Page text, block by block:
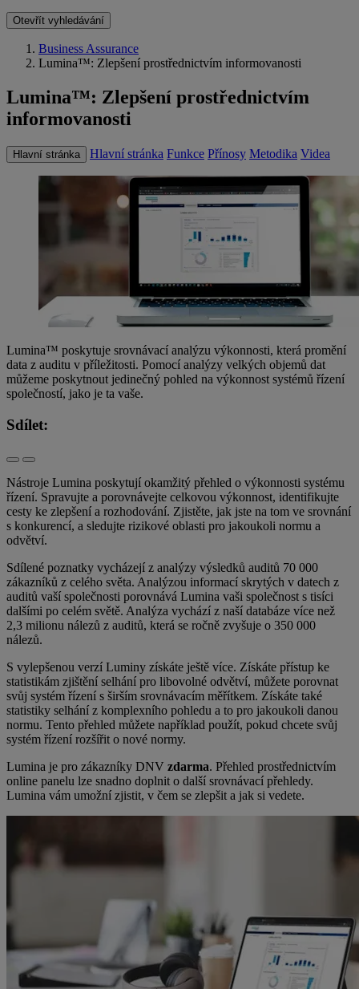
Otevřít vyhledávání
Business Assurance
Lumina™: Zlepšení prostřednictvím informovanosti
Lumina™: Zlepšení prostřednictvím
informovanosti
Hlavní stránka Hlavní stránka Funkce Přínosy Metodika Videa
Lumina™ poskytuje srovnávací analýzu výkonnosti, která promění
data z auditu v příležitosti. Pomocí analýzy velkých objemů dat
můžeme poskytnout jedinečný pohled na výkonnost systémů řízení
společností, jako je ta vaše.
Sdílet:
Nástroje Lumina poskytují okamžitý přehled o výkonnosti systému
řízení. Spravujte a porovnávejte celkovou výkonnost, identifikujte
cesty ke zlepšení a rozhodování. Zjistěte, jak jste na tom ve srovnání
s konkurencí, a sledujte rizikové oblasti pro jakoukoli normu a
odvětví.
Sdílené poznatky vycházejí z analýzy výsledků auditů 70 000
zákazníků z celého světa. Analýzou informací skrytých v datech z
auditů vaší společnosti porovnává Lumina vaši společnost s tisíci
dalšími po celém světě. Analýza vychází z naší databáze více než
2,3 milionu nálezů z auditů, která se ročně zvyšuje o 350 000
nálezů.
S vylepšenou verzí Luminy získáte ještě více. Získáte přístup ke
statistikám zjištění selhání pro libovolné odvětví, můžete porovnat
svůj systém řízení s širším srovnávacím měřítkem. Získáte také
statistiky selhání z komplexního pohledu a to pro jakoukoli danou
normu. Tento přehled můžete například použít, pokud chcete svůj
systém řízení rozšířit o nové normy.
Lumina je pro zákazníky DNV zdarma. Přehled prostřednictvím
online panelu lze snadno doplnit o další srovnávací přehledy.
Lumina vám umožní zjistit, v čem se zlepšit a jak si vedete.